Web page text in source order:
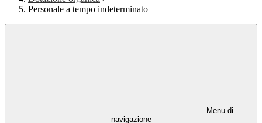
Personale a tempo indeterminato
Menu di
navigazione